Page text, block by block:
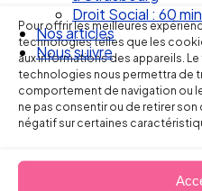
Pour offrir les meilleures
technologies telles que les
aux informations des appareils.
technologies nous permettra de
comportement de navigation ou
ne pas consentir ou de retirer
négatif sur certaines
Droit Social : 60
Nos articles
Nous suivre
Ellipse
Réseau